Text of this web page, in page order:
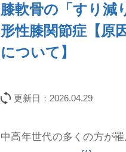
膝軟骨の「すり減
形性膝関節症【原
について】
更新日： 2026.04.29
中高年世代の多くの方が罹